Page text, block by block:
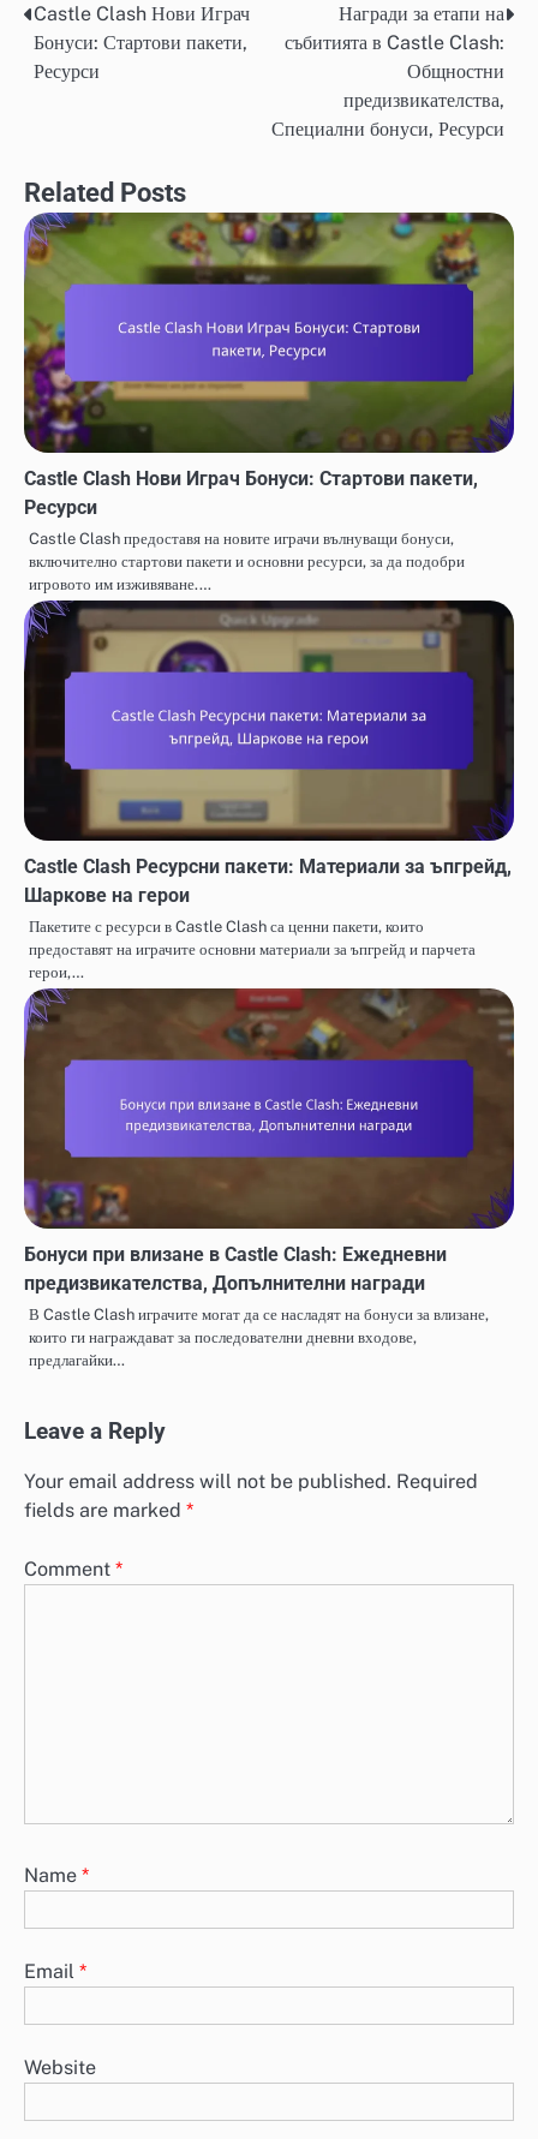
Post
navigation
Castle Clash Нови Играч
Бонуси: Стартови пакети,
Ресурси
Награди за етапи на
събитията в Castle Clash:
Общностни
предизвикателства,
Специални бонуси, Ресурси
Related Posts
Castle Clash Нови Играч Бонуси: Стартови пакети,
Ресурси
Castle Clash предоставя на новите играчи вълнуващи бонуси,
включително стартови пакети и основни ресурси, за да подобри
игровото им изживяване.…
Castle Clash Ресурсни пакети: Материали за ъпгрейд,
Шаркове на герои
Пакетите с ресурси в Castle Clash са ценни пакети, които
предоставят на играчите основни материали за ъпгрейд и парчета
герои,…
Бонуси при влизане в Castle Clash: Ежедневни
предизвикателства, Допълнителни награди
В Castle Clash играчите могат да се насладят на бонуси за влизане,
които ги награждават за последователни дневни входове,
предлагайки…
Leave a Reply
Your email address will not be published. Required
fields are marked *
Comment *
Name *
Email *
Website